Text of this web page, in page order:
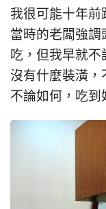
我很可能十年前
當時的老闆強
吃，但我早就
沒有什麼裝潢，
不論如何，吃到